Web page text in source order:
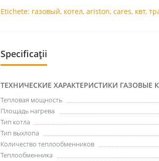
Etichete: газовый, котел, ariston, cares, квт,
Specificații
ТЕХНИЧЕСКИЕ ХАРАКТЕРИСТИКИ ГАЗОВЫЕ
Тепловая мощность
Площадь нагрева
Тип котла
Тип выхлопа
Количество теплообменников
Теплообменника